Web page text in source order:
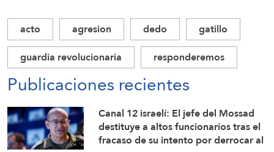
acto agresion dedo
gatillo
guardia revolucionaria
responderemos
Publicaciones recientes
Canal 12 israelí: El jefe del Mossad
destituye a altos funcionarios tras el
fracaso de su intento por derrocar al